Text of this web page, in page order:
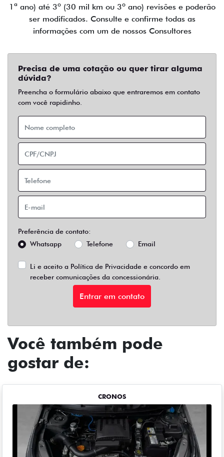
1ª ano) até 3º (30 mil km ou 3º ano) revisões e poderão
ser modificados. Consulte e confirme todas as
informações com um de nossos Consultores
Precisa de uma cotação ou quer tirar alguma
dúvida?
Preencha o formulário abaixo que entraremos em contato
com você rapidinho.
Preferência de contato:
Whatsapp
Telefone Email
Li e aceito a Política de Privacidade e concordo em
receber comunicações da concessionária.
Entrar em contato
Você também pode
gostar de:
CRONOS